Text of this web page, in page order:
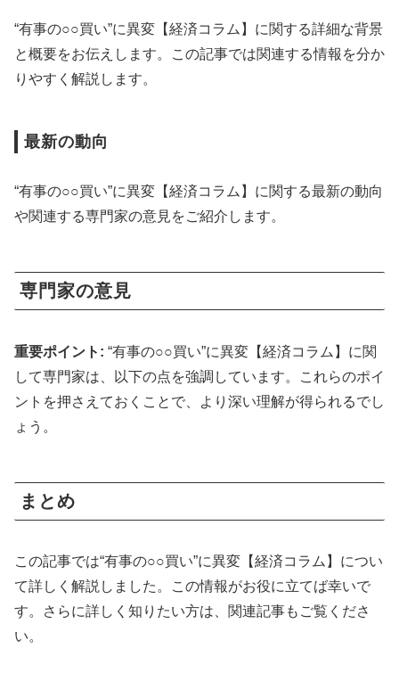
“有事の○○買い”に異変【経済コラム】に関する詳細な背景
と概要をお伝えします。この記事では関連する情報を分か
りやすく解説します。
最新の動向
“有事の○○買い”に異変【経済コラム】に関する最新の動向
や関連する専門家の意見をご紹介します。
専門家の意見
重要ポイント: “有事の○○買い”に異変【経済コラム】に関
して専門家は、以下の点を強調しています。これらのポイ
ントを押さえておくことで、より深い理解が得られるでし
ょう。
まとめ
この記事では“有事の○○買い”に異変【経済コラム】につい
て詳しく解説しました。この情報がお役に立てば幸いで
す。さらに詳しく知りたい方は、関連記事もご覧くださ
い。